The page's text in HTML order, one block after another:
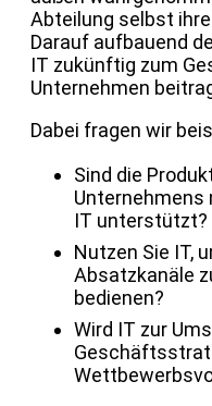
Abteilung selbst
Darauf aufbauend
IT zukünftig zum
Unternehmen
Dabei fragen wir
Sind die
Unternehmens
IT unterstützt?
Nutzen Sie IT,
Absatzkanäle
bedienen?
Wird IT zur